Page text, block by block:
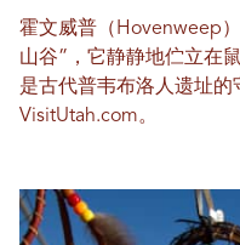
霍文威普（Hovenweep
山谷”，它静静地伫立在
是古代普韦布洛人遗址的
VisitUtah.com。